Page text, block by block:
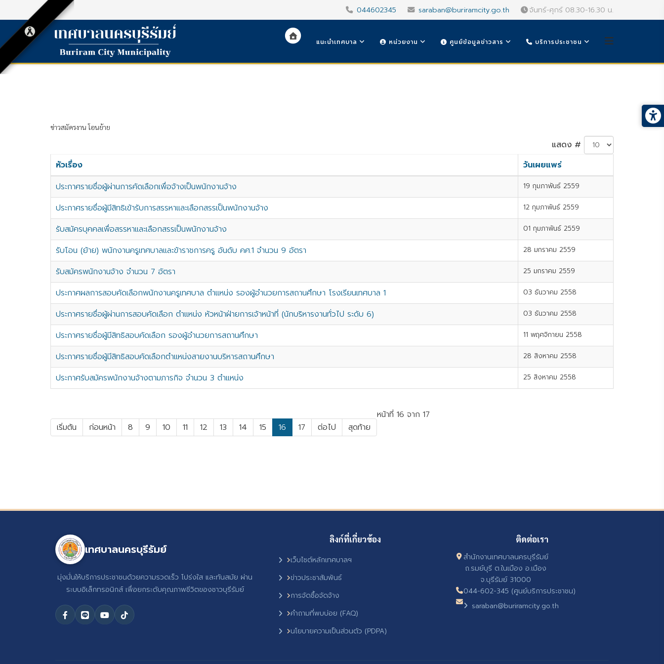
044602345 saraban@buriramcity.go.th จันทร์-ศุกร์ 08.30-16.30 น.
แนะนำเทศบาล หน่วยงาน ศูนย์ข้อมูลข่าวสาร บริการประชาชน
ข่าวสมัครงาน โอนย้าย
แสดง #
หัวเรื่อง
วันเผยแพร่
ประกาศรายชื่อผู้ผ่านการคัดเลือกเพื่อจ้างเป็นพนักงานจ้าง
19 กุมภาพันธ์ 2559
ประกาศรายชื่อผู้มีสิทธิเข้ารับการสรรหาและเลือกสรรเป็นพนักงานจ้าง 12 กุมภาพันธ์ 2559
รับสมัครบุคคลเพื่อสรรหาและเลือกสรรเป็นพนักงานจ้าง 01 กุมภาพันธ์ 2559
รับโอน (ย้าย) พนักงานครูเทศบาลและข้าราชการครู อันดับ คศ.1 จำนวน 9 อัตรา 28 มกราคม 2559
รับสมัครพนักงานจ้าง จำนวน 7 อัตรา 25 มกราคม 2559
ประกาศผลการสอบคัดเลือกพนักงานครูเทศบาล ตำแหน่ง รองผู้อำนวยการสถานศึกษา โรงเรียนเทศบาล 1 03 ธันวาคม 2558
ประกาศรายชื่อผู้ผ่านการสอบคัดเลือก ตำแหน่ง หัวหน้าฝ่ายการเจ้าหน้าที่ (นักบริหารงานทั่วไป ระดับ 6) 03 ธันวาคม 2558
ประกาศรายชื่อผู้มีสิทธิสอบคัดเลือก รองผู้อำนวยการสถานศึกษา 11 พฤศจิกายน 2558
ประกาศรายชื่อผู้มีสิทธิสอบคัดเลือกตำแหน่งสายงานบริหารสถานศึกษา 28 สิงหาคม 2558
ประกาศรับสมัครพนักงานจ้างตามภารกิจ จำนวน 3 ตำแหน่ง 25 สิงหาคม 2558
หน้าที่ 16 จาก 17
เริ่มต้น
ก่อนหน้า 8 9 10 11 12 13 14 15 16 17 ต่อไป สุดท้าย
เทศบาลนครบุรีรัมย์
มุ่งมั่นให้บริการประชาชนด้วยความรวดเร็ว โปร่งใส และทันสมัย ผ่าน
ระบบอิเล็กทรอนิกส์ เพื่อยกระดับคุณภาพชีวิตของชาวบุรีรัมย์
ลิงก์ที่เกี่ยวข้อง
เว็บไซต์หลักเทศบาลฯ
ข่าวประชาสัมพันธ์
การจัดซื้อจัดจ้าง
คำถามที่พบบ่อย (FAQ)
นโยบายความเป็นส่วนตัว (PDPA)
ติดต่อเรา
สำนักงานเทศบาลนครบุรีรัมย์
ถ.รมย์บุรี ต.ในเมือง อ.เมือง
จ.บุรีรัมย์ 31000
044-602-345 (ศูนย์บริการประชาชน)
saraban@buriramcity.go.th